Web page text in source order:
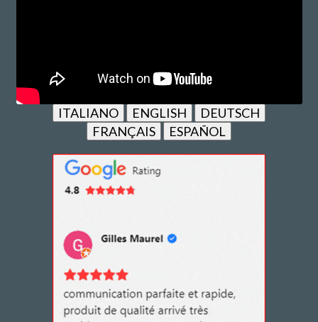
ITALIANO ENGLISH
DEUTSCH
FRANÇAIS
ESPAÑOL